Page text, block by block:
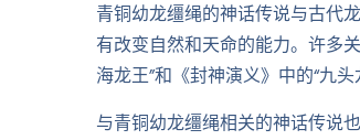
青铜幼龙缰绳的神话传说与古代
有改变自然和天命的能力。许多
海龙王”和《封神演义》中的“九
与青铜幼龙缰绳相关的神话传说